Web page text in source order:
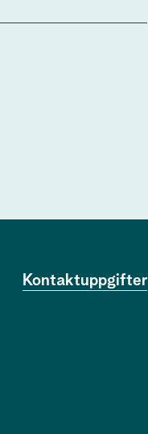
Kontaktuppgifter